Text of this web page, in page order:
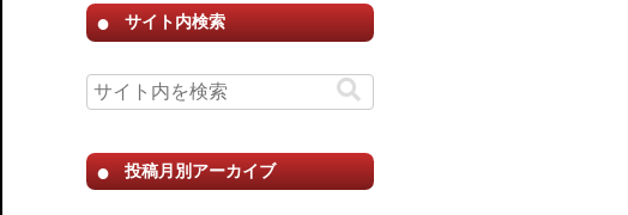
サイト内検索
投稿月別アーカイブ